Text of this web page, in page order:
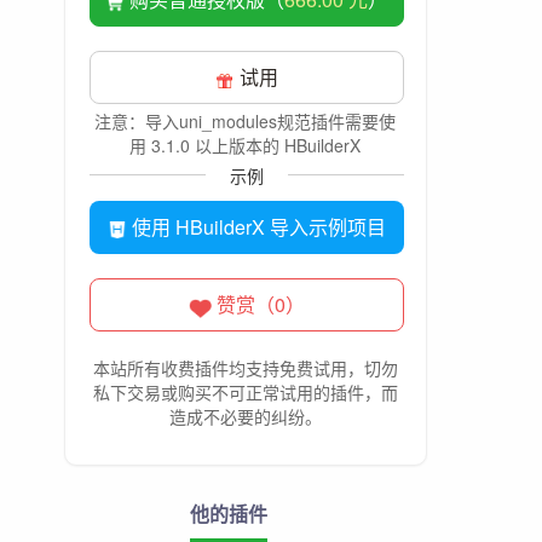
试用
注意：导入uni_modules规范插件需要使
用 3.1.0 以上版本的 HBuilderX
示例
使用 HBuilderX 导入示例项目
赞赏（0）
本站所有收费插件均支持免费试用，切勿
私下交易或购买不可正常试用的插件，而
造成不必要的纠纷。
他的插件